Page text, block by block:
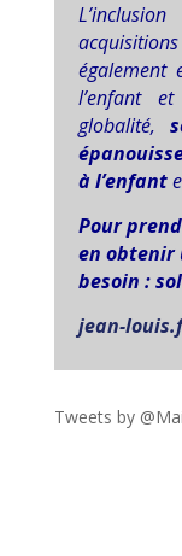
également
l’enfant
globalité,
à l’enfant
Pour
en obtenir
besoin :
jean-
Tweets by